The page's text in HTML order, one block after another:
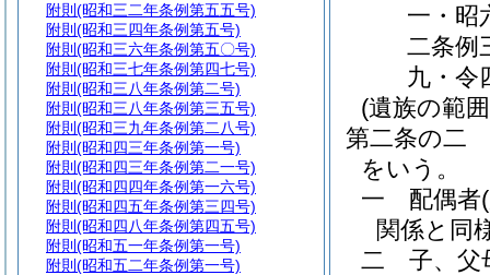
一・昭
二条例
九・令
(遺族の範
第二条の二
をいう。
一
配偶者
関係と同
二
子、父
附則 (昭和三二年条例第五五号)
附則 (昭和三四年条例第五号)
附則 (昭和三六年条例第五〇号)
附則 (昭和三七年条例第四七号)
附則 (昭和三八年条例第二号)
附則 (昭和三八年条例第三五号)
附則 (昭和三九年条例第二八号)
附則 (昭和四三年条例第一号)
附則 (昭和四三年条例第二一号)
附則 (昭和四四年条例第一六号)
附則 (昭和四五年条例第三四号)
附則 (昭和四八年条例第四五号)
附則 (昭和五一年条例第一号)
附則 (昭和五二年条例第一号)